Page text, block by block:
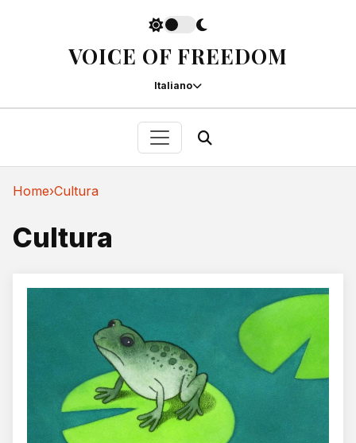
VOICE OF FREEDOM
Italiano
Home›Cultura
Cultura